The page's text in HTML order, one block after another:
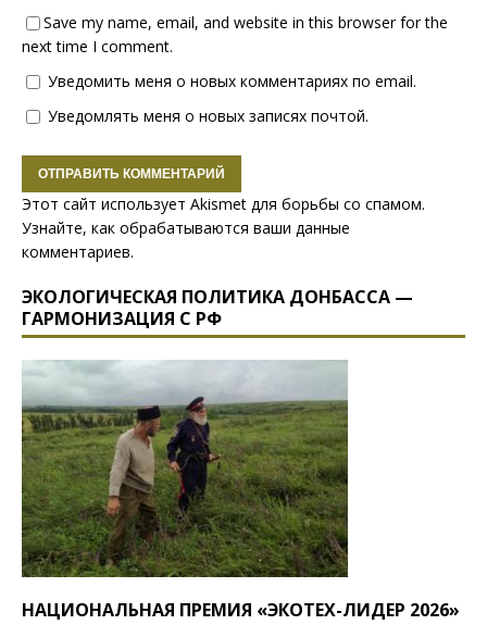
Save my name, email, and website in this browser for the
next time I comment.
Уведомить меня о новых комментариях по email.
Уведомлять меня о новых записях почтой.
Этот сайт использует Akismet для борьбы со спамом.
Узнайте, как обрабатываются ваши данные
комментариев.
ЭКОЛОГИЧЕСКАЯ ПОЛИТИКА ДОНБАССА —
ГАРМОНИЗАЦИЯ С РФ
НАЦИОНАЛЬНАЯ ПРЕМИЯ «ЭКОТЕХ-ЛИДЕР 2026»